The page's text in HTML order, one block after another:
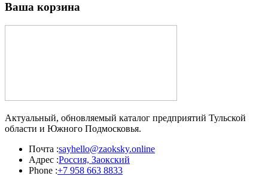
Ваша корзина
Актуальный, обновляемый каталог предприятий Тульской
области и Южного Подмосковья.
Почта :sayhello@zaoksky.online
Адрес :Россия, Заокский
Phone :+7 958 663 8833